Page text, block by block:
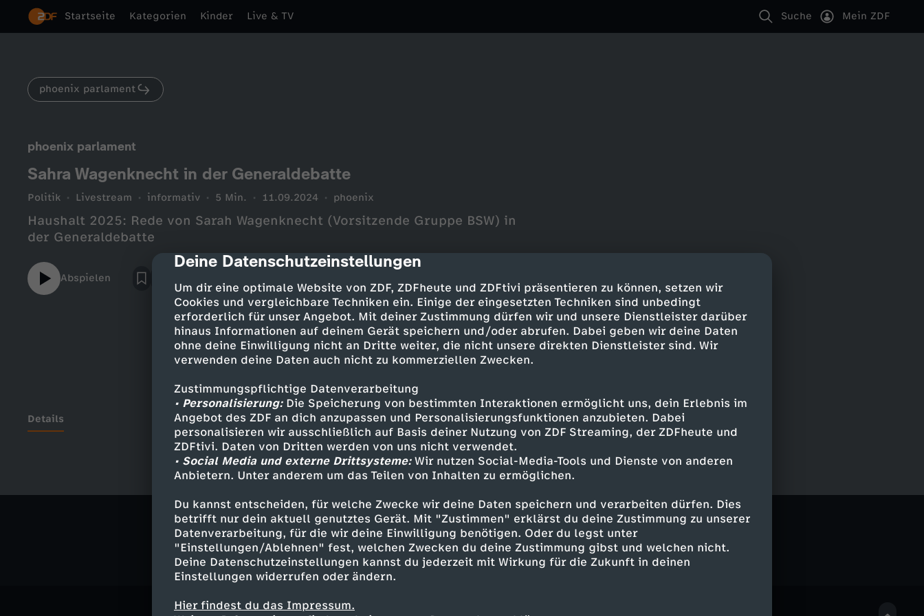
cmp-dialog-description
Deine Datenschutzeinstellungen
Um dir eine optimale Website von ZDF, ZDFheute und ZDFtivi präsentieren zu können, setzen wir
Cookies und vergleichbare Techniken ein. Einige der eingesetzten Techniken sind unbedingt
erforderlich für unser Angebot. Mit deiner Zustimmung dürfen wir und unsere Dienstleister darüber
hinaus Informationen auf deinem Gerät speichern und/oder abrufen. Dabei geben wir deine Daten
ohne deine Einwilligung nicht an Dritte weiter, die nicht unsere direkten Dienstleister sind. Wir
verwenden deine Daten auch nicht zu kommerziellen Zwecken.
Zustimmungspflichtige Datenverarbeitung
• Personalisierung:Die Speicherung von bestimmten Interaktionen ermöglicht uns, dein Erlebnis im
Angebot des ZDF an dich anzupassen und Personalisierungsfunktionen anzubieten. Dabei
personalisieren wir ausschließlich auf Basis deiner Nutzung von ZDF Streaming, der ZDFheute und
ZDFtivi. Daten von Dritten werden von uns nicht verwendet.
• Social Media und externe Drittsysteme:Wir nutzen Social-Media-Tools und Dienste von anderen
Anbietern. Unter anderem um das Teilen von Inhalten zu ermöglichen.
Du kannst entscheiden, für welche Zwecke wir deine Daten speichern und verarbeiten dürfen. Dies
betrifft nur dein aktuell genutztes Gerät. Mit "Zustimmen" erklärst du deine Zustimmung zu unserer
Datenverarbeitung, für die wir deine Einwilligung benötigen. Oder du legst unter
"Einstellungen/Ablehnen" fest, welchen Zwecken du deine Zustimmung gibst und welchen nicht.
Deine Datenschutzeinstellungen kannst du jederzeit mit Wirkung für die Zukunft in deinen
Einstellungen widerrufen oder ändern.
Hier findest du das Impressum.
Startseite Kategorien Kinder Live & TV Suche Mein ZDF
phoenix parlament
phoenix parlament
Sahra Wagenknecht in der Generaldebatte
Politik Livestream informativ 5 Min. 11.09.2024 phoenix
Haushalt 2025: Rede von Sarah Wagenknecht (Vorsitzende Gruppe BSW) in
der Generaldebatte
Abspielen
Details
Ähnliche Inhalte entdecken
Politik Livestream informativ phoenix parlament